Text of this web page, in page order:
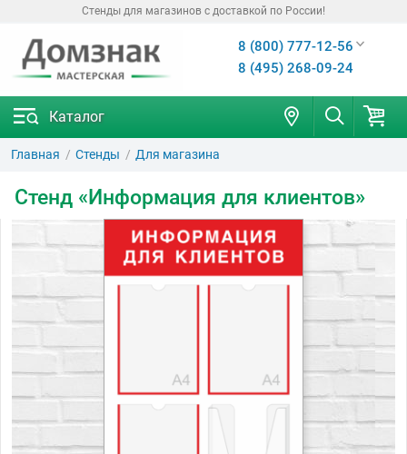
Стенды для магазинов с доставкой по России!
8 (800) 777-12-56
8 (495) 268-09-24
Каталог
Главная Стенды Для магазина
Стенд «Информация для клиентов»